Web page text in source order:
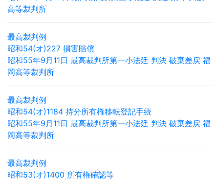
高等裁判所
最高裁判例
昭和54(オ)227 損害賠償
昭和55年9月11日 最高裁判所第一小法廷 判決 破棄差戻 福
岡高等裁判所
最高裁判例
昭和54(オ)1184 持分所有権移転登記手続
昭和55年9月11日 最高裁判所第一小法廷 判決 破棄差戻 福
岡高等裁判所
最高裁判例
昭和53(オ)1400 所有権確認等